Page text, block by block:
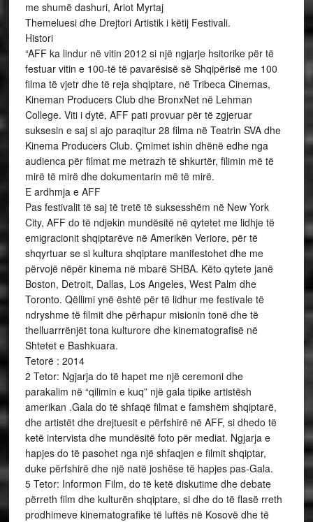
me shumë dashuri, Ariot Myrtaj
Themeluesi dhe Drejtori Artistik i këtij Festivali.
Histori
“AFF ka lindur në vitin 2012 si një ngjarje hsitorike për të
festuar vitin e 100-të të pavarësisë së Shqipërisë me 100
filma të vjetr dhe të reja shqiptare, në Tribeca Cinemas,
Kineman Producers Club dhe BronxNet në Lehman
College. Viti i dytë, AFF pati provuar për të zgjeruar
suksesin e saj si ajo paraqitur 28 filma në Teatrin SVA dhe
Kinema Producers Club. Çmimet ishin dhënë edhe nga
audienca për filmat me metrazh të shkurtër, filimin më të
mirë të mirë dhe dokumentarin më të mirë.
E ardhmja e AFF
Pas festivalit të saj të tretë të suksesshëm në New York
City, AFF do të ndjekin mundësitë në qytetet me lidhje të
emigracionit shqiptarëve në Amerikën Veriore, për të
shqyrtuar se si kultura shqiptare manifestohet dhe me
përvojë nëpër kinema në mbarë SHBA. Këto qytete janë
Boston, Detroit, Dallas, Los Angeles, West Palm dhe
Toronto. Qëllimi ynë është për të lidhur me festivale të
ndryshme të filmit dhe përhapur misionin tonë dhe të
thelluarrrënjët tona kulturore dhe kinematografisë në
Shtetet e Bashkuara.
Tetorë : 2014
2 Tetor: Ngjarja do të hapet me një ceremoni dhe
parakalim në “qilimin e kuq” një gala tipike artistësh
amerikan .Gala do të shfaqë filmat e famshëm shqiptarë,
dhe artistët dhe drejtuesit e përfshirë në AFF, si dhedo të
ketë intervista dhe mundësitë foto për mediat. Ngjarja e
hapjes do të pasohet nga një shfaqjen e filmit shqiptar,
duke përfshirë dhe një natë joshëse të hapjes pas-Gala.
5 Tetor: Informon Film, do të ketë diskutime dhe debate
përreth film dhe kulturën shqiptare, si dhe do të flasë rreth
prodhimeve kinematografike të luftës në Kosovë dhe të